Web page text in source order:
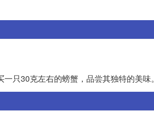
只30克左右的螃蟹，品尝其独特的美味。